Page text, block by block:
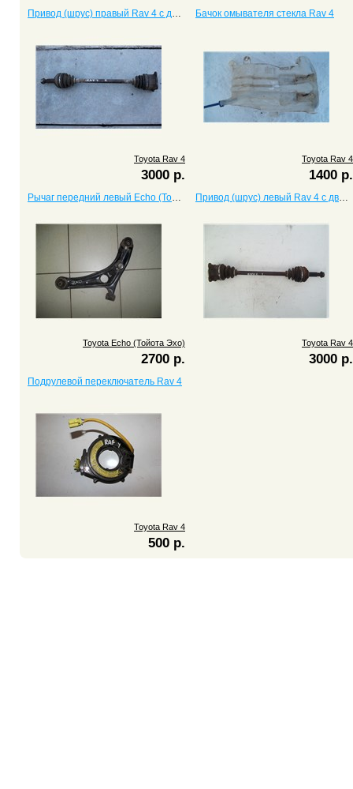
Привод (шрус) правый Rav 4 с двигателем 3S
Toyota Rav 4
3000 р.
Бачок омывателя стекла Rav 4
Toyota Rav 4
1400 р.
Рычаг передний левый Echo (Тойота Эхо)
Toyota Echo (Тойота Эхо)
2700 р.
Привод (шрус) левый Rav 4 с двигателем 3S
Toyota Rav 4
3000 р.
Подрулевой переключатель Rav 4
Toyota Rav 4
500 р.